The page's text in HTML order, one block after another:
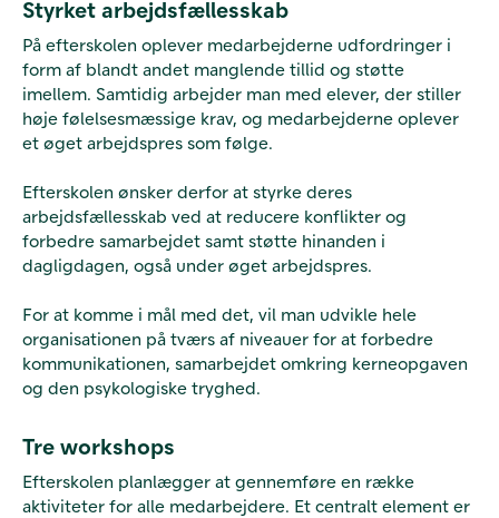
Styrket arbejdsfællesskab
På efterskolen oplever medarbejderne udfordringer i
form af blandt andet manglende tillid og støtte
imellem. Samtidig arbejder man med elever, der stiller
høje følelsesmæssige krav, og medarbejderne oplever
et øget arbejdspres som følge.
Efterskolen ønsker derfor at styrke deres
arbejdsfællesskab ved at reducere konflikter og
forbedre samarbejdet samt støtte hinanden i
dagligdagen, også under øget arbejdspres.
For at komme i mål med det, vil man udvikle hele
organisationen på tværs af niveauer for at forbedre
kommunikationen, samarbejdet omkring kerneopgaven
og den psykologiske tryghed.
Tre workshops
Efterskolen planlægger at gennemføre en række
aktiviteter for alle medarbejdere. Et centralt element er